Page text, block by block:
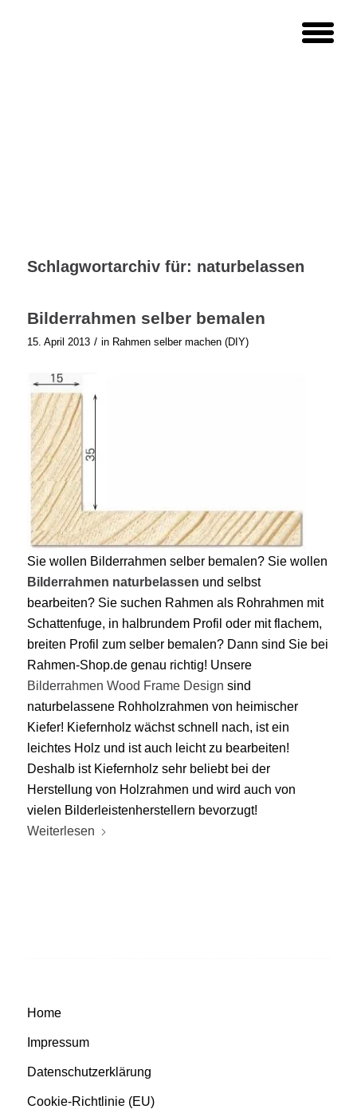
Schlagwortarchiv für: naturbelassen
Bilderrahmen selber bemalen
15. April 2013 / in Rahmen selber machen (DIY)
Sie wollen Bilderrahmen selber bemalen? Sie wollen
Bilderrahmen naturbelassen und selbst
bearbeiten? Sie suchen Rahmen als Rohrahmen mit
Schattenfuge, in halbrundem Profil oder mit flachem,
breiten Profil zum selber bemalen? Dann sind Sie bei
Rahmen-Shop.de genau richtig! Unsere
Bilderrahmen Wood Frame Design sind
naturbelassene Rohholzrahmen von heimischer
Kiefer! Kiefernholz wächst schnell nach, ist ein
leichtes Holz und ist auch leicht zu bearbeiten!
Deshalb ist Kiefernholz sehr beliebt bei der
Herstellung von Holzrahmen und wird auch von
vielen Bilderleistenherstellern bevorzugt!
Weiterlesen
Home
Impressum
Datenschutzerklärung
Cookie-Richtlinie (EU)